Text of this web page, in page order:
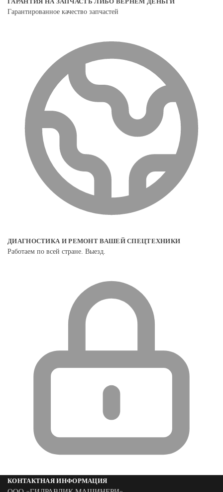
Гарантированное качество запчастей
ДИАГНОСТИКА И РЕМОНТ ВАШЕЙ СПЕЦТЕХНИКИ
Работаем по всей стране. Выезд.
КОНТАКТНАЯ ИНФОРМАЦИЯ